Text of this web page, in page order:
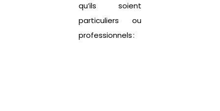
qu’ils soient
particuliers ou
professionnels :